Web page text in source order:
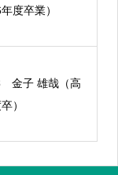
度卒業）
金子 雄哉（高
）